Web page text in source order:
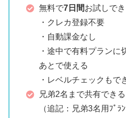
無料で7日間お試しで
・クレカ登録不要
・自動課金なし
・途中で有料プランに
あとで使える
・レベルチェックもで
兄弟2名まで共有できる
（追記：兄弟3名用ﾌﾟﾗ